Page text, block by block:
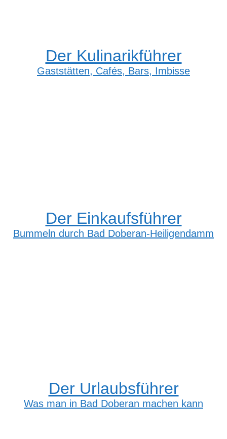
Der Kulinarikführer
Gaststätten, Cafés, Bars, Imbisse
Der Einkaufsführer
Bummeln durch Bad Doberan-Heiligendamm
Der Urlaubsführer
Was man in Bad Doberan machen kann